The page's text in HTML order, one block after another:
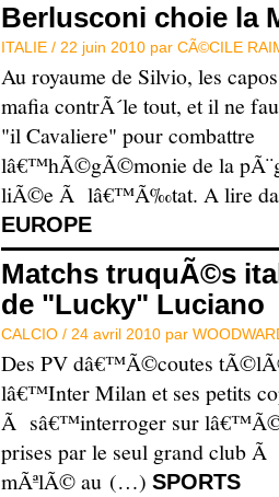
Berlusconi choie la
ITALIE / 22 juin 2010 par CÃ©CILE
Au royaume de Silvio, les
mafia contrÃ´le tout, et il ne
"il Cavaliere" pour combattre
lâ€™hÃ©gÃ©monie de la
liÃ©e Ã lâ€™Ã‰tat. A lire
EUROPE
Matchs truquÃ©s
de "Lucky" Luciano
CALCIO / 24 avril 2010 par
Des PV dâ€™Ã©coutes
lâ€™Inter Milan et ses petits
Ã sâ€™interroger sur
prises par le seul grand club
mÃªlÃ© au (…) SPORTS